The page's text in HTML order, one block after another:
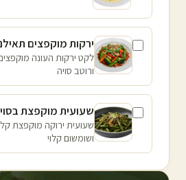
ירקות מוקפצים
לקט ירקות העונה
ורוטב סויה
שעועית מוקפצת
שעועית ירוקה מוקפצת
ושומשום קלוי